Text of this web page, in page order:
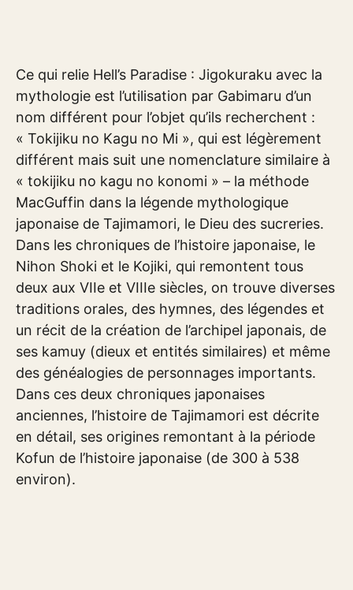
Ce qui relie Hell’s Paradise : Jigokuraku avec la
mythologie est l’utilisation par Gabimaru d’un
nom différent pour l’objet qu’ils recherchent :
« Tokijiku no Kagu no Mi », qui est légèrement
différent mais suit une nomenclature similaire à
« tokijiku no kagu no konomi » – la méthode
MacGuffin dans la légende mythologique
japonaise de Tajimamori, le Dieu des sucreries.
Dans les chroniques de l’histoire japonaise, le
Nihon Shoki et le Kojiki, qui remontent tous
deux aux VIIe et VIIIe siècles, on trouve diverses
traditions orales, des hymnes, des légendes et
un récit de la création de l’archipel japonais, de
ses kamuy (dieux et entités similaires) et même
des généalogies de personnages importants.
Dans ces deux chroniques japonaises
anciennes, l’histoire de Tajimamori est décrite
en détail, ses origines remontant à la période
Kofun de l’histoire japonaise (de 300 à 538
environ).